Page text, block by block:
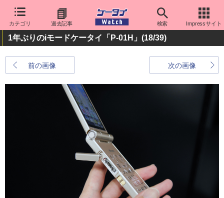
カテゴリ 過去記事 検索 Impressサイト
1年ぶりのiモードケータイ「P-01H」 (18/39)
前の画像 次の画像